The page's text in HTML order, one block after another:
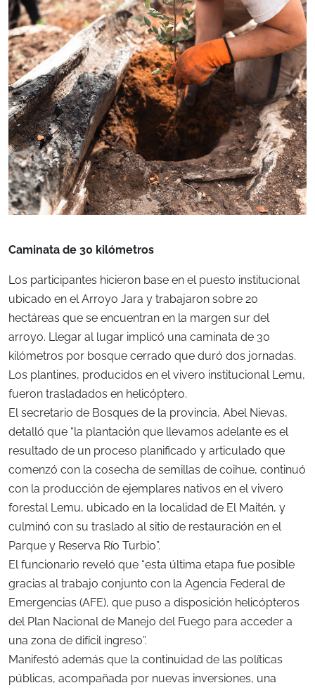
Caminata de 30 kilómetros
Los participantes hicieron base en el puesto institucional
ubicado en el Arroyo Jara y trabajaron sobre 20
hectáreas que se encuentran en la margen sur del
arroyo. Llegar al lugar implicó una caminata de 30
kilómetros por bosque cerrado que duró dos jornadas.
Los plantines, producidos en el vivero institucional Lemu,
fueron trasladados en helicóptero.
El secretario de Bosques de la provincia, Abel Nievas,
detalló que “la plantación que llevamos adelante es el
resultado de un proceso planificado y articulado que
comenzó con la cosecha de semillas de coihue, continuó
con la producción de ejemplares nativos en el vivero
forestal Lemu, ubicado en la localidad de El Maitén, y
culminó con su traslado al sitio de restauración en el
Parque y Reserva Río Turbio”.
El funcionario reveló que “esta última etapa fue posible
gracias al trabajo conjunto con la Agencia Federal de
Emergencias (AFE), que puso a disposición helicópteros
del Plan Nacional de Manejo del Fuego para acceder a
una zona de difícil ingreso”.
Manifestó además que la continuidad de las políticas
públicas, acompañada por nuevas inversiones, una